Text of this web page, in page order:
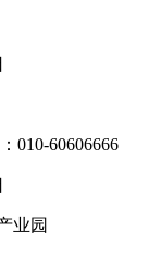
010-60606666
业园